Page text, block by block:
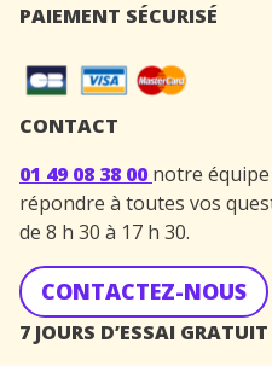
PAIEMENT SÉCURISÉ
CONTACT
01 49 08 38 00 notre
répondre à toutes vos
de 8 h 30 à 17 h 30.
CONTACTEZ-NOUS
7 JOURS D’ESSAI GRATUIT